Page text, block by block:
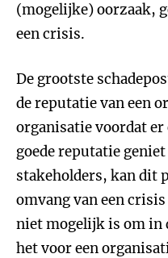
(mogelijke) oorzaak,
een crisis.
De grootste
de reputatie van een
organisatie voordat
goede reputatie
stakeholders, kan dit
omvang van een
niet mogelijk is om in
het voor een